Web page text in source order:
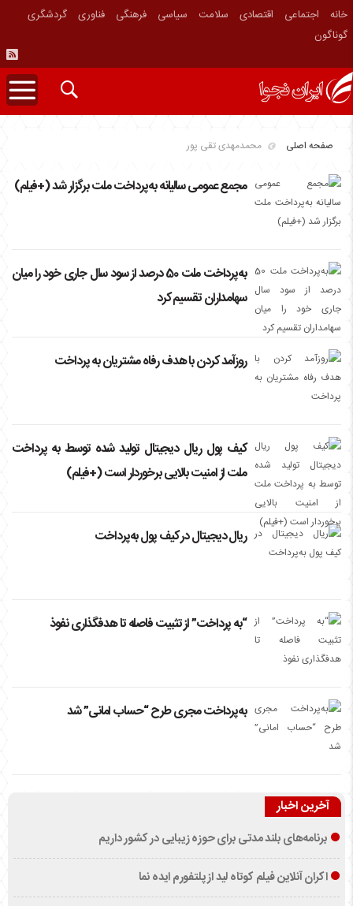
خانه اجتماعی اقتصادی سلامت سیاسی فرهنگی فناوری
گردشگری
گوناگون
صفحه اصلی محمدمهدی تقی پور
مجمع عمومی سالیانه به‌پرداخت ملت برگزار شد (+فیلم)
به‌پرداخت ملت 50 درصد از سود سال جاری خود را میان
سهامداران تقسیم کرد
روزآمد کردن با هدف رفاه مشتریان به پرداخت
کیف پول ریال دیجیتال تولید شده توسط به پرداخت
ملت از امنیت بالایی برخوردار است (+فیلم)
ریال دیجیتال در کیف پول به‌پرداخت
“به پرداخت” از تثبیت فاصله تا هدفگذاری نفوذ
به‌پرداخت مجری طرح “حساب امانی” شد
آخرین اخبار
برنامه‌های بلند مدتی برای حوزه زیبایی در کشور داریم
اکران آنلاین فیلم کوتاه لید از پلتفورم ایده نما